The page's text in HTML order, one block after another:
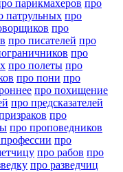
парикмахеров про
патрульных про
про
про писателей про
про
про полеты про
про пони про
про похищение
про предсказателей
про
про проповедников
про
про рабов про
про разведчиц